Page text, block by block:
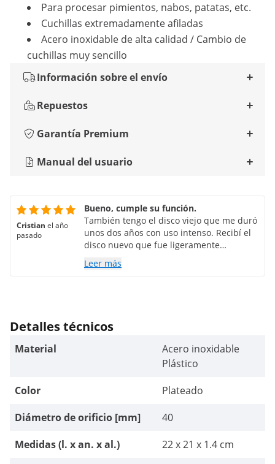
Para procesar pimientos, nabos, patatas, etc.
Cuchillas extremadamente afiladas
Acero inoxidable de alta calidad / Cambio de
cuchillas muy sencillo
Información sobre el envío
Repuestos
Garantía Premium
Manual del usuario
Cristian el año
pasado
Bueno, cumple su función.
También tengo el disco viejo que me duró
unos dos años con uso intenso. Recibí el
disco nuevo que fue ligeramente
modificado y por lo que puedo ver para
mejor, ya no falla
Leer más
Detalles técnicos
Material
Acero inoxidable
Plástico
Color
Plateado
Diámetro de orificio [mm]
40
Medidas (l. x an. x al.)
22 x 21 x 1.4 cm